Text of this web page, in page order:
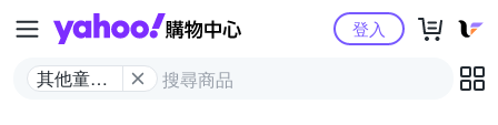
Yahoo購物中心
其他童錶/
登入